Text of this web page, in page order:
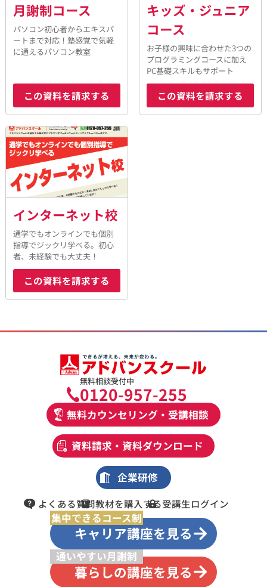
月謝制コース
パソコン初心者からエキスパ
ートまで対応！塾感覚で気軽
に通えるパソコン教室
この資料を請求する
キッズ・ジュニア
コース
お子様の興味に合わせた3つの
プログラミングコースに加え
PC基礎スキルもサポート
この資料を請求する
インターネット校
通学でもオンラインでも個別
指導でジックリ学べる。初心
者、未経験でも大丈夫！
この資料を請求する
無料カウンセリング・受講相談
資料請求・資料ダウンロード
企業研修
無料相談受付中
0120-957-255
よくある質問教材を購入する受講生ログイン
集中できるコース制
キャリア講座を見る
通いやすい月謝制
暮らしの講座を見る